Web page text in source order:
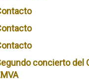
concierto del